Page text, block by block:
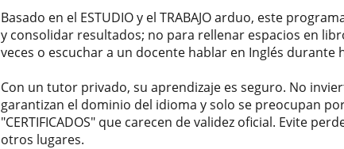
Basado en el ESTUDIO y el TRABAJO arduo, este
y consolidar resultados; no para rellenar espacios en
veces o escuchar a un docente hablar en Inglés
Con un tutor privado, su aprendizaje es seguro. No
garantizan el dominio del idioma y solo se preocupan
"CERTIFICADOS" que carecen de validez oficial. Evite
otros lugares.